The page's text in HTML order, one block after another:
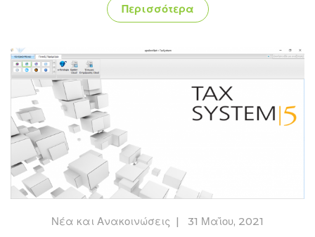
Περισσότερα
Νέα και Ανακοινώσεις | 31 Μαΐου, 2021